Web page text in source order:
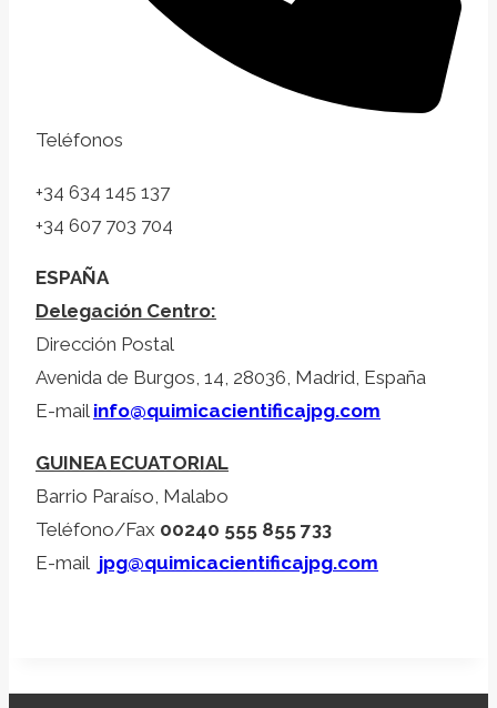
Teléfonos
+34 634 145 137
+34 607 703 704
ESPAÑA
Delegación Centro:
Dirección Postal
Avenida de Burgos, 14, 28036, Madrid, España
E-mail info@quimicacientificajpg.com
GUINEA ECUATORIAL
Barrio Paraíso, Malabo
Teléfono/Fax 00240 555 855 733
E-mail jpg@quimicacientificajpg.com